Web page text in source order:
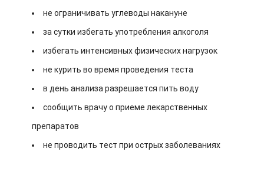
не ограничивать углеводы накануне
за сутки избегать употребления алкоголя
избегать интенсивных физических нагрузок
не курить во время проведения теста
в день анализа разрешается пить воду
сообщить врачу о приеме лекарственных
препаратов
не проводить тест при острых заболеваниях